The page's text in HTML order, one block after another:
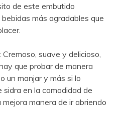
de este embutido
más agradables que
: Cremoso, suave y delicioso,
que probar de manera
un manjar y más si lo
en la comodidad de
manera de ir abriendo